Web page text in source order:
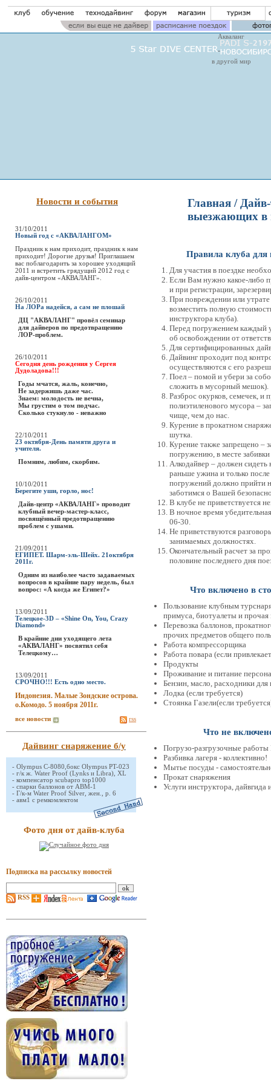
Акваланг
в другой мир
Новости и события
31/10/2011
Новый год с «АКВАЛАНГОМ»
Праздник к нам приходит, праздник к нам
приходит! Дорогие друзья! Приглашаем
вас поблагодарить за хорошее уходящий
2011 и встретить грядущий 2012 год с
дайв-центром «АКВАЛАНГ».
26/10/2011
На ЛОРа надейся, а сам не плошай
ДЦ "АКВАЛАНГ" провёл семинар
для дайверов по предотвращению
ЛОР-проблем.
26/10/2011
Сегодня день рождения у Сергея
Дудоладова!!!
Годы мчатся, жаль, конечно,
Не задержишь даже час.
Знаем: молодость не вечна,
Мы грустим о том подчас.
Сколько стукнуло - неважно
22/10/2011
23 октября-День памяти друга и
учителя.
Помним, любим, скорбим.
10/10/2011
Берегите уши, горло, нос!
Дайв-центр «АКВАЛАНГ» проводит
клубный вечер-мастер-класс,
посвящённый предотвращению
проблем с ушами.
21/09/2011
ЕГИПЕТ. Шарм-эль-Шейх. 21октября
2011г.
Одним из наиболее часто задаваемых
вопросов в крайние пару недель, был
вопрос: «А когда же Египет?»
13/09/2011
Телецкое-3D – «Shine On, You, Crazy
Diamond»
В крайние дни уходящего лета
«АКВАЛАНГ» посвятил себя
Телецкому…
13/09/2011
СРОЧНО!!! Есть одно место.
Индонезия. Малые Зондские острова.
о.Комодо. 5 ноября 2011г.
все новости rss
Дайвинг снаряжение б/у
- Olympus C-8080,бокс Olympus PT-023
- г/к ж. Water Proof (Lynks и Libra), XL
- компенсатор scubapro top1000
- спарки баллонов от АВМ-1
- Г/к-м Water Proof Silver, жен., р. 6
- авм1 с ремкомлектом
Фото дня от дайв-клуба
Подписка на рассылку новостей
RSS
Главная /
выезжающих в
Правила клуба
Для участия в поездке
Если Вам нужно какое-либо
и при регистрации,
При повреждении или
возместить полную
инструктора клуба).
Перед погружением каждый
об освобождении от
Для сертифицированных
Дайвинг проходит под
осуществляются с его
Поел – помой и убери за
сложить в мусорный мешок).
Разброс окурков, семечек, и
полиэтиленового мусора –
чище, чем до нас.
Курение в прокатном
шутка.
Курение также запрещено –
погружению, в месте
Алкодайвер – должен
раньше ужина и только
погружений должно прийти
заботимся о Вашей
В клубе не приветствуется
В ночное время
06-30.
Не приветствуются
занимаемых должностях.
Окончательный расчет за
половине последнего дня
Что включено в
Пользование клубным
примуса, биотуалеты и прочая
Перевозка баллонов,
прочих предметов общего
Работа компрессорщика
Работа повара (если
Продукты
Проживание и питание
Бензин, масло, расходники для
Лодка (если требуется)
Стоянка Газели(если
Что не
Погрузо-разгрузочные работы
Разбивка лагеря - коллективно!
Мытье посуды -
Прокат снаряжения
Услуги инструктора, дайвгида